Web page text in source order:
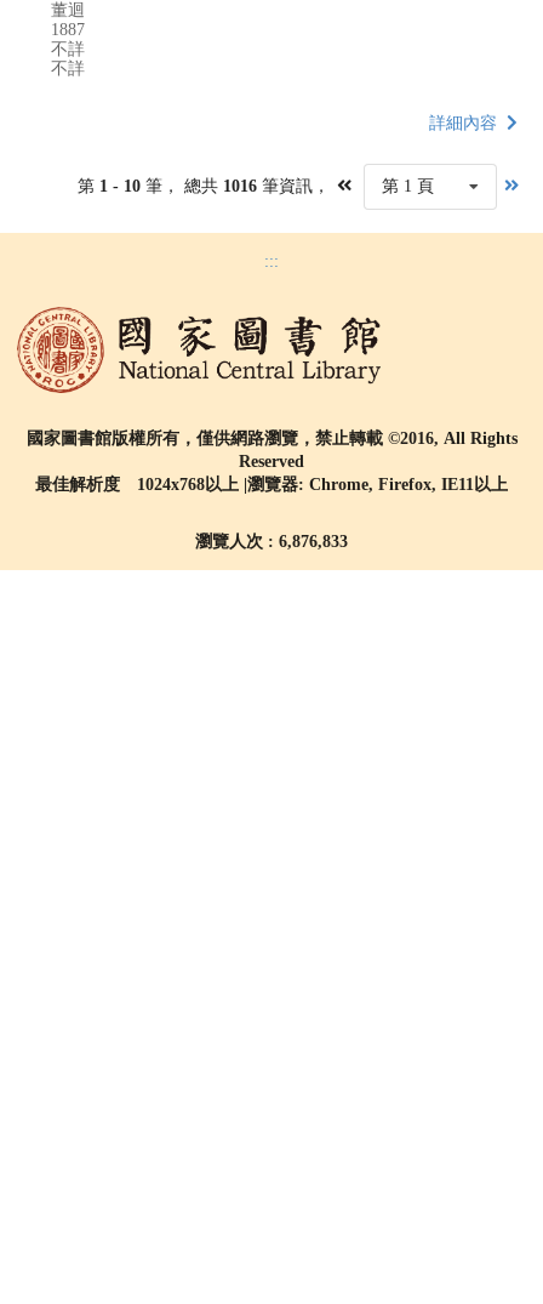
董迴
1887
不詳
不詳
詳細內容
第 1 - 10 筆， 總共 1016筆資訊， 第 1 頁
:::
國家圖書館版權所有，僅供網路瀏覽，禁止轉載 ©2016, All Rights
Reserved
最佳解析度 1024x768以上 |瀏覽器: Chrome, Firefox, IE11以上
瀏覽人次 : 6,876,833